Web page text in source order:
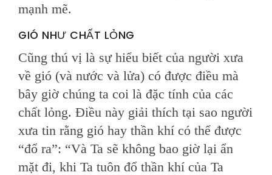
mạnh mẽ.
GIÓ NHƯ CHẤT LỎNG
Cũng thú vị là sự hiểu biết của người xưa
về gió (và nước và lửa) có được điều mà
bây giờ chúng ta coi là đặc tính của các
chất lỏng. Điều này giải thích tại sao người
xưa tin rằng gió hay thần khí có thể được
“đổ ra”: “Và Ta sẽ không bao giờ lại ẩn
mặt đi, khi Ta tuôn đổ thần khí của Ta